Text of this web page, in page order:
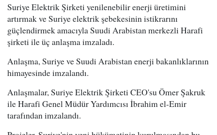
Suriye Elektrik Şirketi yenilenebilir enerji üretimini
artırmak ve Suriye elektrik şebekesinin istikrarını
güçlendirmek amacıyla Suudi Arabistan merkezli Harafi
şirketi ile üç anlaşma imzaladı.
Anlaşma, Suriye ve Suudi Arabistan enerji bakanlıklarının
himayesinde imzalandı.
Anlaşmalar, Suriye Elektrik Şirketi CEO'su Ömer Şakruk
ile Harafi Genel Müdür Yardımcısı İbrahim el-Emir
tarafından imzalandı.